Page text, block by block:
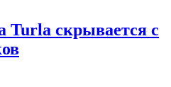
Turla скрывается с